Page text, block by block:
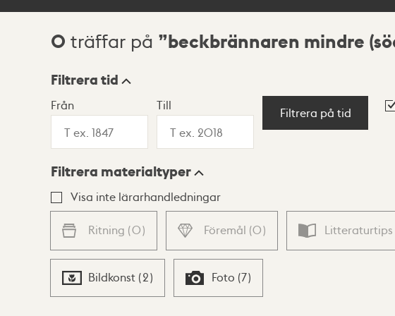
Sökresultat
0 träffar på beckbrännaren mindre
Visningsläge
Lista Karta
Filtrera tid
Från Till
Filtrera på tid
Filtrera materialtyper
Visa inte lärarhandledningar
Ritning (0) Föremål (0) Litteraturtips
Bildkonst (2) Foto (7)